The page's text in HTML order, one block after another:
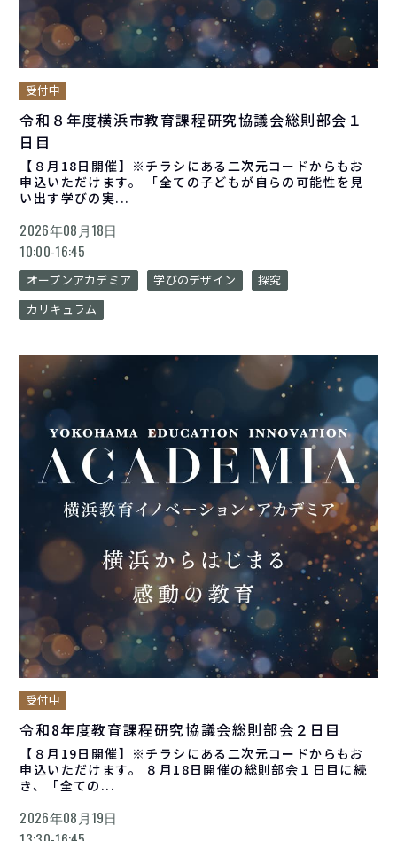
受付中
令和８年度横浜市教育課程研究協議会総則部会１
日目
【８月18日開催】※チラシにある二次元コードからもお
申込いただけます。 「全ての子どもが自らの可能性を見
い出す学びの実...
2026年08月18日
10:00-16:45
オープンアカデミア 学びのデザイン
探究
カリキュラム
受付中
令和8年度教育課程研究協議会総則部会２日目
【８月19日開催】※チラシにある二次元コードからもお
申込いただけます。 ８月18日開催の総則部会１日目に続
き、「全ての...
2026年08月19日